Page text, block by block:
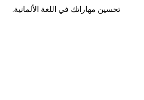
تحسين مهاراتك في اللغة الألمانية.